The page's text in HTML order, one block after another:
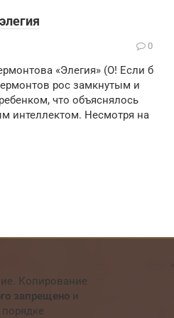
0
«Элегия» (О! Если б
рос замкнутым и
что объяснялось
интеллектом. Несмотря на
Копирование
запрещено и